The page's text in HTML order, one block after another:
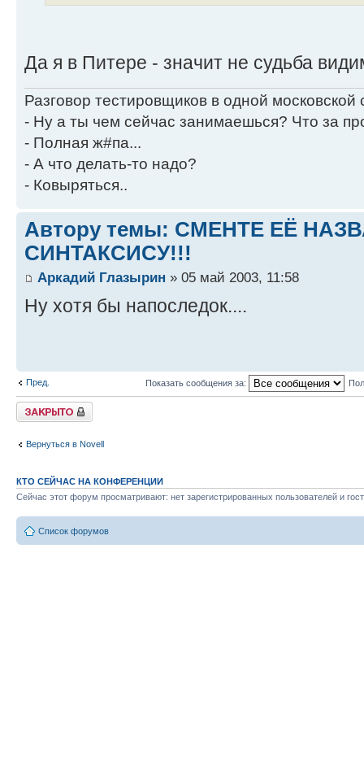
Да я в Питере - значит не судьба
Разговор тестировщиков в одной
- Ну а ты чем сейчас занимаешься? Что за
- Полная ж#па...
- А что делать-то надо?
- Ковыряться..
Автору темы: СМЕНТЕ ЕЁ
СИНТАКСИСУ!!!
Аркадий Глазырин » 05 май 2003, 11:58
Ну хотя бы напоследок....
Пред. Показать сообщения за:
Закрыто
Вернуться в Novell
КТО СЕЙЧАС НА КОНФЕРЕНЦИИ
Сейчас этот форум просматривают: нет зарегистрированных пользователей и
Список форумов